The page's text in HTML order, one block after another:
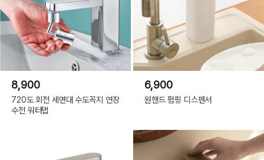
8,900
720도 회전 세면대 수도꼭지 연장
수전 워터탭
6,900
원핸드 펌핑 디스펜서